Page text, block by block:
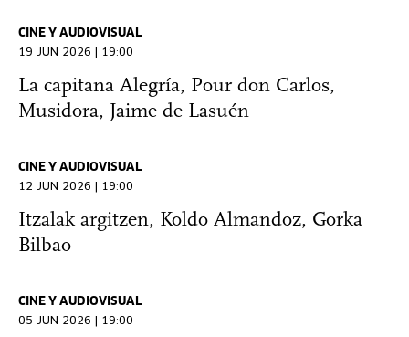
CINE Y AUDIOVISUAL
19 JUN 2026 | 19:00
La capitana Alegría, Pour don Carlos,
Musidora, Jaime de Lasuén
CINE Y AUDIOVISUAL
12 JUN 2026 | 19:00
Itzalak argitzen, Koldo Almandoz, Gorka
Bilbao
CINE Y AUDIOVISUAL
05 JUN 2026 | 19:00